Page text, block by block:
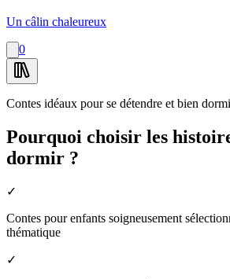
Un câlin chaleureux
0
Contes idéaux pour se détendre et bien
Pourquoi choisir les
dormir ?
✓
Contes pour enfants soigneusement
thématique
✓